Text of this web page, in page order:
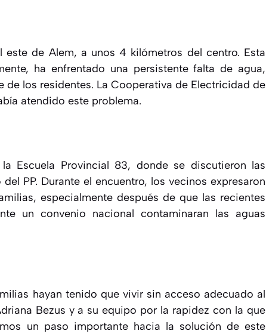
de Alem, a unos 4 kilómetros del centro. Esta
ha enfrentado una persistente falta de agua,
los residentes. La Cooperativa de Electricidad de
atendido este problema.
Escuela Provincial 83, donde se discutieron las
PP. Durante el encuentro, los vecinos expresaron
especialmente después de que las recientes
un convenio nacional contaminaran las aguas
hayan tenido que vivir sin acceso adecuado al
Bezus y a su equipo por la rapidez con la que
un paso importante hacia la solución de este